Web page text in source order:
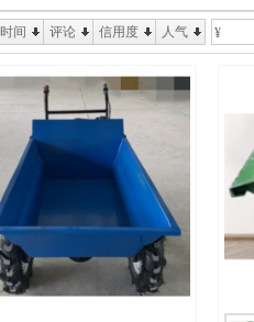
间 评论 信用度 人气 ¥